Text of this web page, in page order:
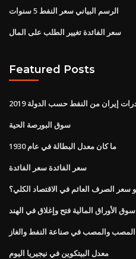
الرسم البياني سعر النفط 5 سنوات
سعر الفائدة تغيير الطلب على المال
Featured Posts
إيران من النفط حسب الدولة 2019
سوق البورصة الحية
ما كان معدل البطالة في عام 1930
سعر الفائدة سعر الفائدة
سعر الصرف العائم في الاقتصاد الكلي؟
الأوراق المالية فتح وإغلاق في الهند
المصب والمصب في صناعة النفط والغاز
معدل البيتكوين في نيجيريا اليوم